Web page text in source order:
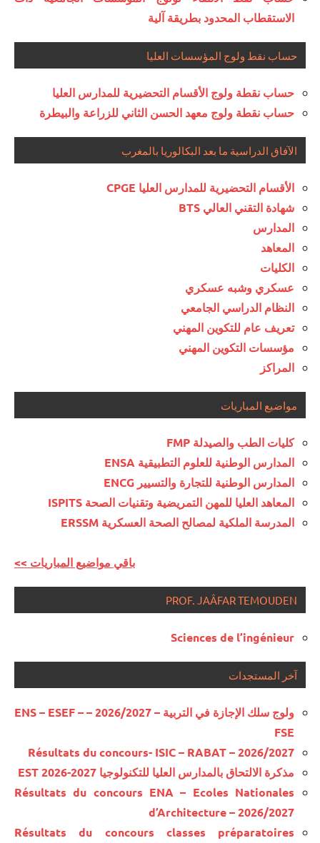
الاستقطاب المحدود بطريقة آلية
حساب نقط ولوج المؤسسات العليا
حساب نقطة ولوج الأقسام التحضيرية للمدارس العليا
حساب نقطة ولوج معهد الحسن الثاني للزراعة والبيطرة
الآفاق الدراسية ما بعد البكالوريا بالمغرب
الأقسام التحضيرية للمدارس العليا CPGE
شهادة التقني العالي BTS
المدارس
المعاهد
الكليات
عسكري وشبه عسكري
النظام الدراسي الجامعي
تعريف عام للتكوين المهني
مؤسسات التكوين المهني
المراكز
مواضيع المباريات
كليات الطب والصيدلة FMP
المدارس الوطنية للعلوم التطبيقية ENSA
المدارس الوطنية للتجارة والتسيير ENCG
المعاهد العليا للمهن التمريضية وتقنيات الصحة ISPITS
المدرسة الملكية لمصالح الصحة العسكرية ERSSM
<< باقي مواضيع المباريات
PROF. JAÂFAR TEMOUDEN
Sciences de l’ingénieur
آخر المستجدات
ولوج سلك الإجازة في التربية – 2026/2027 – ENS – ESEF –
FSE
Résultats du concours- ISIC – RABAT – 2026/2027
مذكرة الالتحاق بالمدارس العليا للتكنولوجيا EST 2026-2027
Résultats du concours ENA – Ecoles Nationales
d’Architecture – 2026/2027
Résultats du concours classes préparatoires